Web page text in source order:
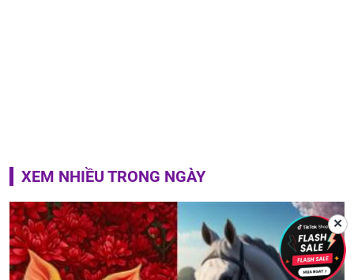
XEM NHIỀU TRONG NGÀY
✕